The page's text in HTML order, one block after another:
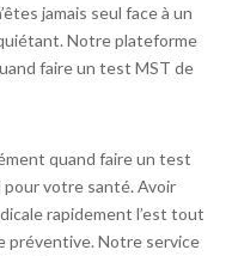
jamais seul face à un
Notre plateforme
faire un test MST de
quand faire un test
votre santé. Avoir
rapidement l’est tout
préventive. Notre service